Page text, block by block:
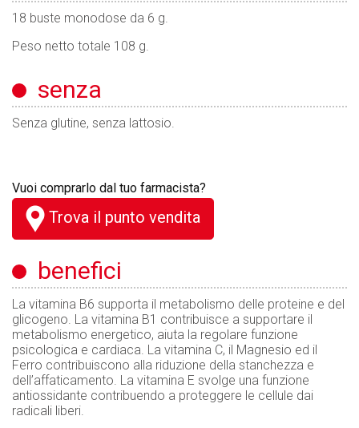
18 buste monodose da 6 g.
Peso netto totale 108 g.
senza
Senza glutine, senza lattosio.
Vuoi comprarlo dal tuo farmacista?
Trova il punto vendita
benefici
La vitamina B6 supporta il metabolismo delle proteine e del
glicogeno. La vitamina B1 contribuisce a supportare il
metabolismo energetico, aiuta la regolare funzione
psicologica e cardiaca. La vitamina C, il Magnesio ed il
Ferro contribuiscono alla riduzione della stanchezza e
dell’affaticamento. La vitamina E svolge una funzione
antiossidante contribuendo a proteggere le cellule dai
radicali liberi.